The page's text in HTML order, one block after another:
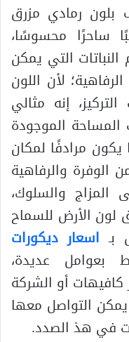
بلون رمادي مزرق
ساحرًا محسوسًا،
التي يمكن
لأن اللون
إنه مثالي
المساحة الموجودة
يكون مرادفًا لمكان
والرفاهية
المزاج والسلوك،
لون الأرض للسماح
بـ اسعار ديكورات
بعوامل عديدة،
أو الشركة
التواصل معها
في هذ الصدد.